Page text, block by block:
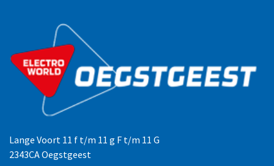
Lange Voort 11 f t/m 11 g F t/m 11 G
2343CA Oegstgeest